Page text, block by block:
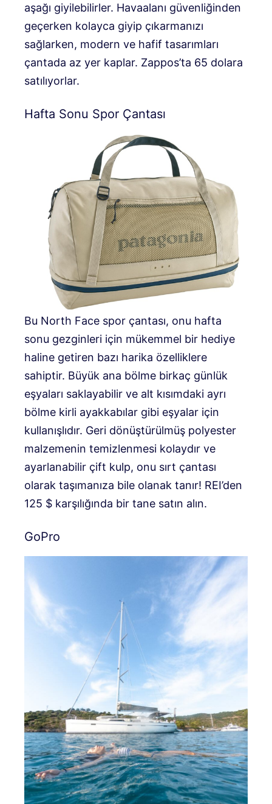
aşağı giyilebilirler. Havaalanı güvenliğinden
geçerken kolayca giyip çıkarmanızı
sağlarken, modern ve hafif tasarımları
çantada az yer kaplar. Zappos’ta 65 dolara
satılıyorlar.
Hafta Sonu Spor Çantası
Bu North Face spor çantası, onu hafta
sonu gezginleri için mükemmel bir hediye
haline getiren bazı harika özelliklere
sahiptir. Büyük ana bölme birkaç günlük
eşyaları saklayabilir ve alt kısımdaki ayrı
bölme kirli ayakkabılar gibi eşyalar için
kullanışlıdır. Geri dönüştürülmüş polyester
malzemenin temizlenmesi kolaydır ve
ayarlanabilir çift kulp, onu sırt çantası
olarak taşımanıza bile olanak tanır! REI’den
125 $ karşılığında bir tane satın alın.
GoPro